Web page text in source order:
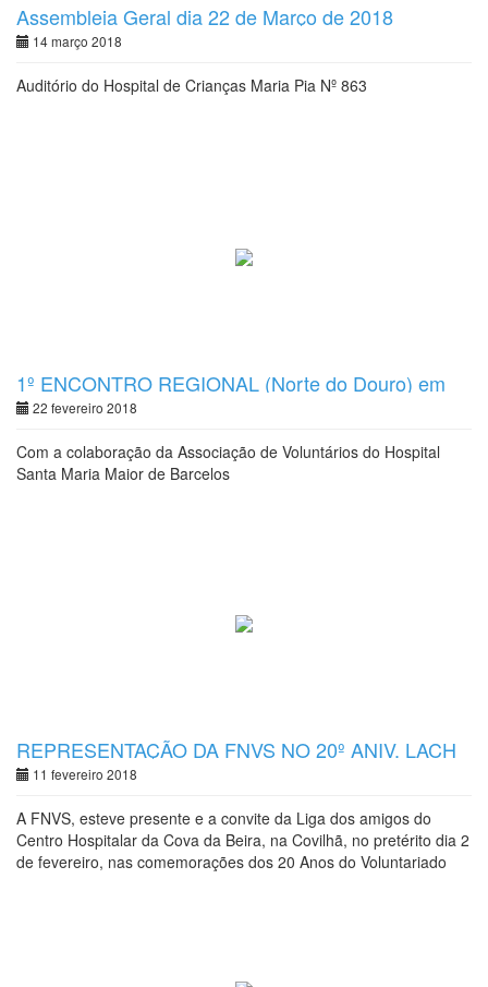
Assembleia Geral dia 22 de Março de 2018
14 março 2018
Auditório do Hospital de Crianças Maria Pia Nº 863
1º ENCONTRO REGIONAL (Norte do Douro) em
BARCELOS
22 fevereiro 2018
Com a colaboração da Associação de Voluntários do Hospital
Santa Maria Maior de Barcelos
REPRESENTAÇÃO DA FNVS NO 20º ANIV. LACH
C. BEIRA
11 fevereiro 2018
A FNVS, esteve presente e a convite da Liga dos amigos do
Centro Hospitalar da Cova da Beira, na Covilhã, no pretérito dia 2
de fevereiro, nas comemorações dos 20 Anos do Voluntariado